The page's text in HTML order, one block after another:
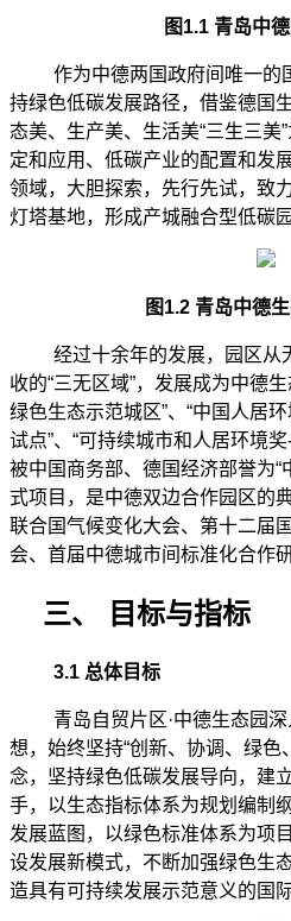
图1.1 青岛中
作为中德两国政府间唯一的
持绿色低碳发展路径，借鉴德国
态美、生产美、生活美“三生三美
定和应用、低碳产业的配置和发
领域，大胆探索，先行先试，致
灯塔基地，形成产城融合型低碳
图1.2 青岛中德
经过十余年的发展，园区从
收的“三无区域”，发展成为中德
绿色生态示范城区”、“中国人居
试点”、“可持续城市和人居环境
被中国商务部、德国经济部誉为
式项目，是中德双边合作园区的
联合国气候变化大会、第十二届
会、首届中德城市间标准化合作
三、 目标与指标
3.1 总体目标
青岛自贸片区·中德生态园
想，始终坚持“创新、协调、绿色
念，坚持绿色低碳发展导向，建
手，以生态指标体系为规划编制
发展蓝图，以绿色标准体系为项
设发展新模式，不断加强绿色生
造具有可持续发展示范意义的国